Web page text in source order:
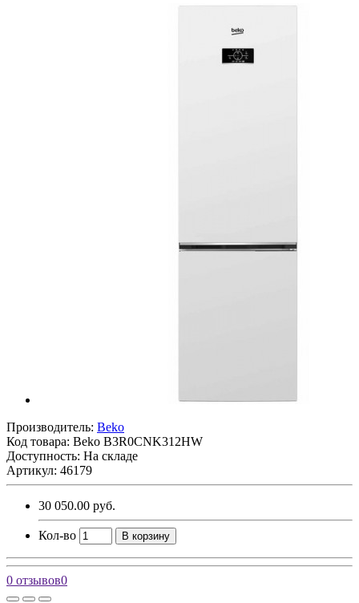
Производитель: Beko
Код товара: Beko B3R0CNK312HW
Доступность: На складе
Артикул: 46179
30 050.00 руб.
Кол-во В корзину
0 отзывов0